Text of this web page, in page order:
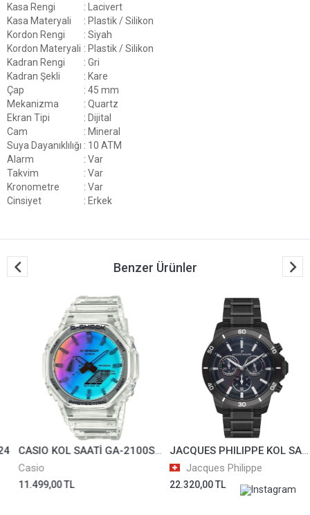
Kasa Rengi
: Lacivert
Kasa Materyali
: Plastik / Silikon
Kordon Rengi
: Siyah
Kordon Materyali : Plastik / Silikon
Kadran Rengi
: Gri
Kadran Şekli
: Kare
Çap
: 45 mm
Mekanizma
: Quartz
Ekran Tipi
: Dijital
Cam
: Mineral
Suya Dayanıklılığı : 10 ATM
Alarm
: Var
Takvim
: Var
Kronometre
: Var
Cinsiyet
: Erkek
Benzer Ürünler
CASIO KOL SAATİ GA-2100SRS-7ADR
Casio
11.499,00 TL
JACQUES PHILIPPE KOL SAATİ JPQGC154311
Jacques Philippe
22.320,00 TL